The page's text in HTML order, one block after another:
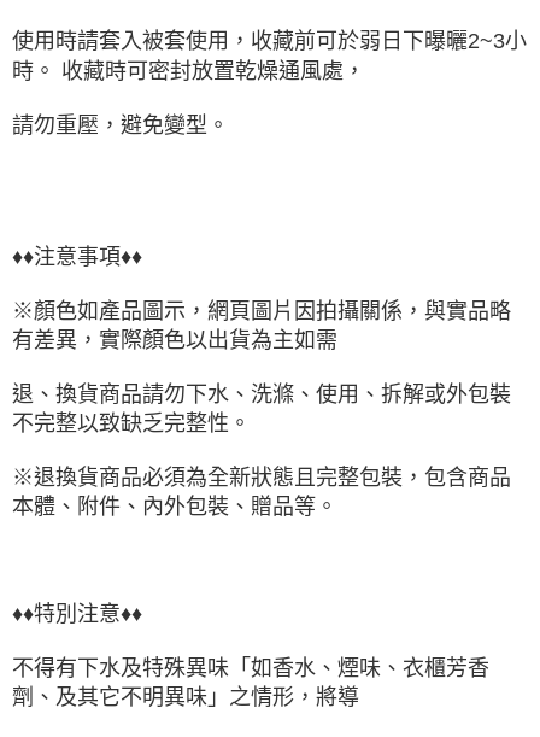
使用時請套入被套使用，收藏前可於弱日下曝曬2~3小
時。 收藏時可密封放置乾燥通風處，
請勿重壓，避免變型。
♦♦注意事項♦♦
※顏色如產品圖示，網頁圖片因拍攝關係，與實品略
有差異，實際顏色以出貨為主如需
退、換貨商品請勿下水、洗滌、使用、拆解或外包裝
不完整以致缺乏完整性。
※退換貨商品必須為全新狀態且完整包裝，包含商品
本體、附件、內外包裝、贈品等。
♦♦特別注意♦♦
不得有下水及特殊異味「如香水、煙味、衣櫃芳香
劑、及其它不明異味」之情形，將導